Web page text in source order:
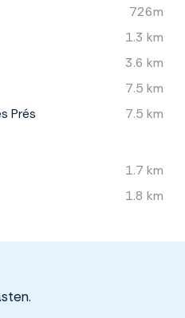
726m
1.3 km
3.6 km
7.5 km
Prés
7.5 km
1.7 km
1.8 km